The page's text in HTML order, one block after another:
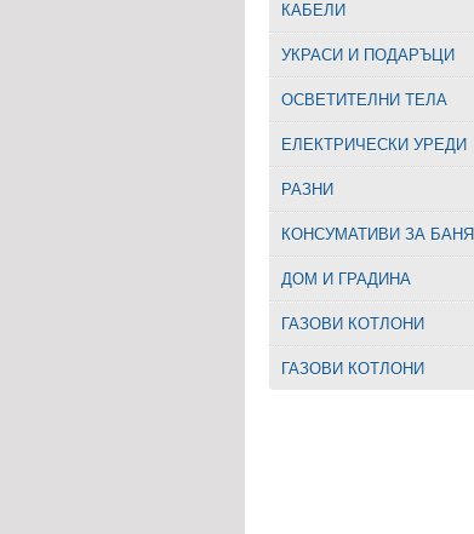
КАБЕЛИ
УКРАСИ И ПОДАРЪЦИ
ОСВЕТИТЕЛНИ ТЕЛА
EЛЕКТРИЧЕСКИ УРЕДИ
РАЗНИ
КОНСУМАТИВИ ЗА БАНЯ
ДОМ И ГРАДИНА
ГАЗОВИ КОТЛОНИ
ГАЗОВИ КОТЛОНИ